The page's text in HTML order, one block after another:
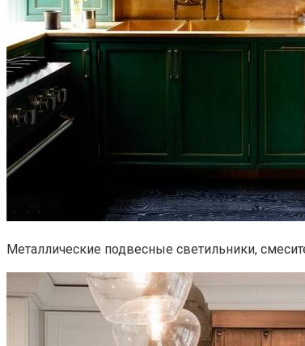
Металлические подвесные светильники,